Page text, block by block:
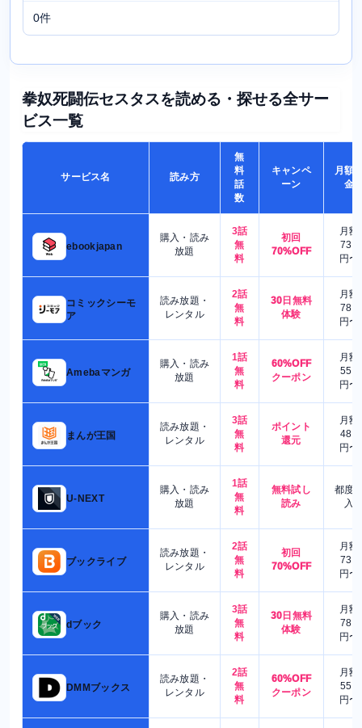
0件
拳奴死闘伝セスタスを読める・探せる全サー
ビス一覧
サービス名 読み方
無
料
話
数
キャンペ
ーン
月額
金
ebookjapan
購入・読み
放題
3話
無
料
初回
70%OFF
月額
730
円〜
コミックシーモ
ア
読み放題・
レンタル
2話
無
料
30日無料
体験
月額
780
円〜
Amebaマンガ
購入・読み
放題
1話
無
料
60%OFF
クーポン
月額
550
円〜
まんが王国
読み放題・
レンタル
3話
無
料
ポイント
還元
月額
480
円〜
U-NEXT
購入・読み
放題
1話
無
料
無料試し
読み
都度
入
ブックライブ
読み放題・
レンタル
2話
無
料
初回
70%OFF
月額
730
円〜
dブック
購入・読み
放題
3話
無
料
30日無料
体験
月額
780
円〜
DMMブックス
読み放題・
レンタル
2話
無
料
60%OFF
クーポン
月額
550
円〜